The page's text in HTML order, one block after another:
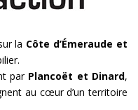
la Côte d’Émeraude et
par Plancoët et Dinard,
au cœur d’un territoire